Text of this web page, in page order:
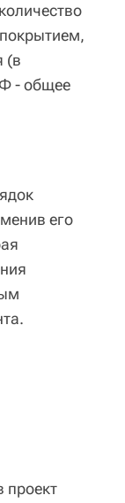
(в
- общее
его
проект